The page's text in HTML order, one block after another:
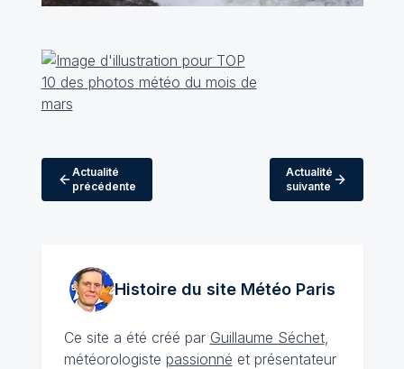
Actualité
précédente
Actualité
suivante
Histoire du site MétéoParis
Ce site a été créé par Guillaume Séchet,
météorologiste passionné et présentateur